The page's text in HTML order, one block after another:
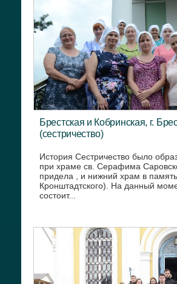
Брестская и Кобринская, г.
(сестричество)
История Сестричество было
при храме св. Серафима
придела , и нижний храм в
Кронштадтского). На данный
состоит...